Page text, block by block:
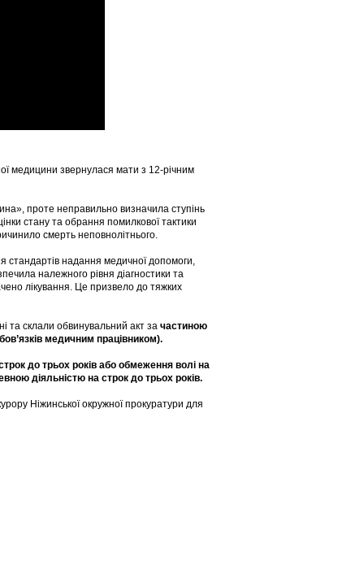
медицини звернулася мати з 12-річним
проте неправильно визначила ступінь
стану та обрання помилкової тактики
смерть неповнолітнього.
стандартів надання медичної допомоги,
належного рівня діагностики та
лікування. Це призвело до тяжких
та склали обвинувальний акт за частиною
медичним працівником).
до трьох років або обмеження волі на
діяльністю на строк до трьох років.
Ніжинської окружної прокуратури для